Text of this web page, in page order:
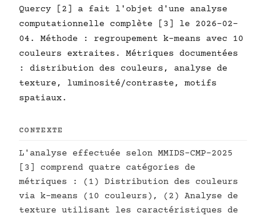
Quercy [2] a fait l'objet d'une analyse
computationnelle complète [3] le 2026-02-
04. Méthode : regroupement k-means avec 10
couleurs extraites. Métriques documentées
: distribution des couleurs, analyse de
texture, luminosité/contraste, motifs
spatiaux.
CONTEXTE
L'analyse effectuée selon MMIDS-CMP-2025
[3] comprend quatre catégories de
métriques : (1) Distribution des couleurs
via k-means (10 couleurs), (2) Analyse de
texture utilisant les caractéristiques de